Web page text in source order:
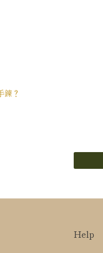
鍊？
Help